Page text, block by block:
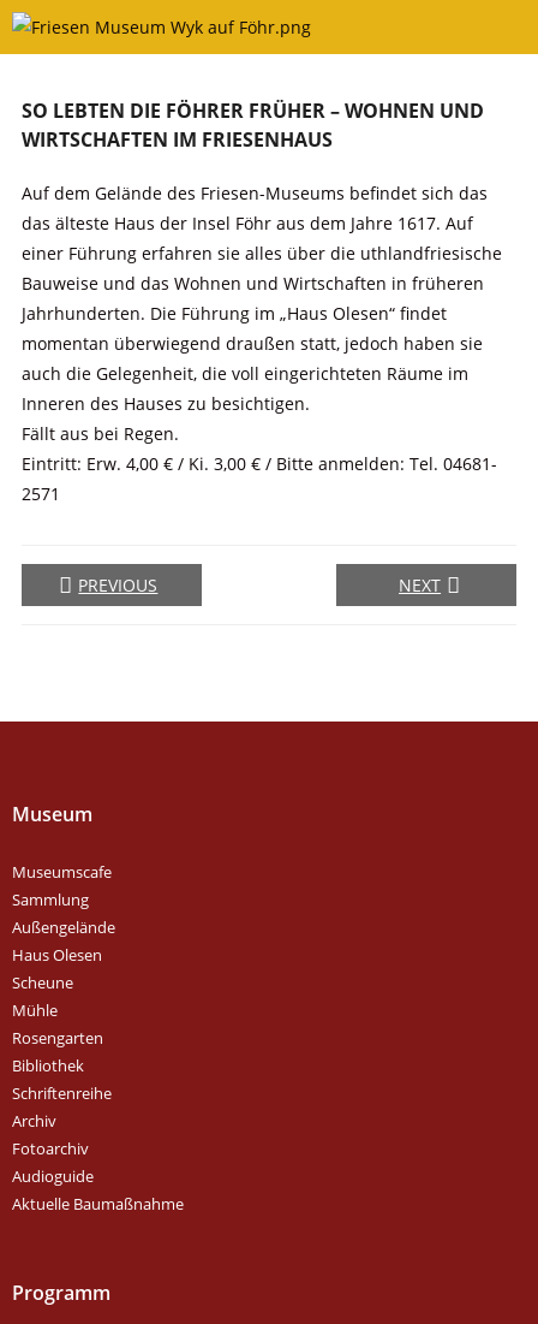
Skip
SO LEBTEN DIE FÖHRER FRÜHER – WOHNEN UND
WIRTSCHAFTEN IM FRIESENHAUS
Auf dem Gelände des Friesen-Museums befindet sich das
das älteste Haus der Insel Föhr aus dem Jahre 1617. Auf
einer Führung erfahren sie alles über die uthlandfriesische
Bauweise und das Wohnen und Wirtschaften in früheren
Jahrhunderten. Die Führung im „Haus Olesen“ findet
momentan überwiegend draußen statt, jedoch haben sie
auch die Gelegenheit, die voll eingerichteten Räume im
Inneren des Hauses zu besichtigen.
Fällt aus bei Regen.
Eintritt: Erw. 4,00 € / Ki. 3,00 € / Bitte anmelden: Tel. 04681-
2571
PREVIOUS NEXT
Museum
Museumscafe
Sammlung
Außengelände
Haus Olesen
Scheune
Mühle
Rosengarten
Bibliothek
Schriftenreihe
Archiv
Fotoarchiv
Audioguide
Aktuelle Baumaßnahme
Programm